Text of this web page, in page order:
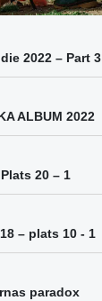
2022 – Part 3
ALBUM 2022
20 – 1
– plats 10 - 1
paradox